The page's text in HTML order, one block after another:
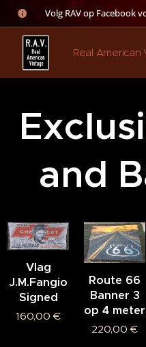
👉 Volg RAV op Facebook
Real American
and
Vlag
J.M.Fangio
Signed
160,00 €
Route 66
Banner 3
op 4 meter
220,00 €